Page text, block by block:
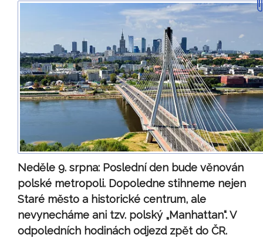
Neděle 9. srpna: Poslední den bude věnován
polské metropoli. Dopoledne stihneme nejen
Staré město a historické centrum, ale
nevynecháme ani tzv. polský „Manhattan“. V
odpoledních hodinách odjezd zpět do ČR.